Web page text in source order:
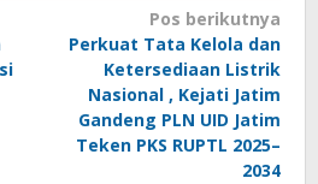
Pos berikutnya
Perkuat Tata Kelola dan
Ketersediaan Listrik
Nasional , Kejati Jatim
Gandeng PLN UID Jatim
Teken PKS RUPTL 2025–
2034